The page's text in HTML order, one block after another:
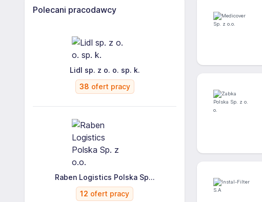
Polecani pracodawcy
Lidl sp. z o. o. sp. k.
38 ofert pracy
Raben Logistics Polska Sp...
12 ofert pracy